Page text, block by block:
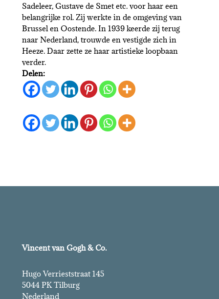
Sadeleer, Gustave de Smet etc. voor haar een
belangrijke rol. Zij werkte in de omgeving van
Brussel en Oostende. In 1939 keerde zij terug
naar Nederland, trouwde en vestigde zich in
Heeze. Daar zette ze haar artistieke loopbaan
verder.
Delen:
Vincent van Gogh & Co.
Hugo Verrieststraat 145
5044 PK Tilburg
Nederland